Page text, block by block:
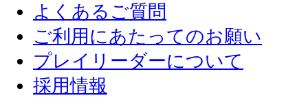
よくあるご質問
ご利用にあたってのお願い
プレイリーダーについて
採用情報